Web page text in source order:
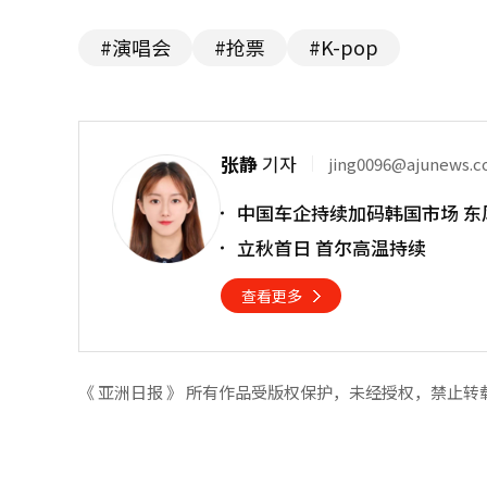
#演唱会 #抢票 #K-pop
张静 기자
中国车企持续加码韩国市场
立秋首日 首尔高温持续
查看更多
《 亚洲日报 》 所有作品受版权保护，未经授权，禁止转